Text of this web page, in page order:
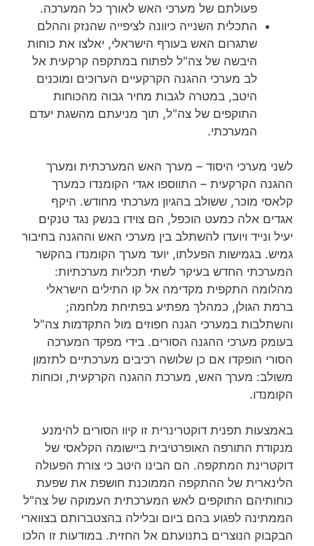
פעולתם של מערכי האש לאורך כל המערכה.
התכלית השנייה כיוונה לציפייה שהנזק וההלם
שתגרום האש בעורף הישראלי, יאלצו את כוחות
היבשה של צה"ל לפתוח במתקפה קרקעית אל
לב מערכי ההגנה הקרקעיים הערוכים ומוכנים
היטב, במטרה לגבות מחיר גבוה מהכוחות
התוקפים של צה"ל, תוך מניעתם מהשגת יעדם
המערכתי.
לשני מערכי היסוד – מערך האש המערכתית ומערך
ההגנה הקרקעית – התווספו אגדי הקומנדו כמערך
קלאסי מוכר, ששולב בהגיון מערכתי מחודש. היקף
אגדים אלה כמעט הוכפל, הם צוידו בנשק נגד טנקים
יעיל ונייד ויועדו להשתלב בין מערכי האש וההגנה בחיבור
גמיש. בגמישות הפעלתו, יועד מערך הקומנדו בהקשר
המערכתי החדש בעיקר לשתי תכליות מערכתיות:
מהלומה התקפית מקדימה אל קו התילים הישראלי
ברמת הגולן, כמהלך מפתיע בפתיחת מלחמה;
והשתלבות במערכי הגנה חפוזים מול התקדמות צה"ל
בעומק מערכי ההגנה הסורים. בידי מפקד המערכה
הסורי הופקדו אם כן שלושה רכיבים מערכתיים לתזמון
משולב: מערך האש, מערכת ההגנה הקרקעית, וכוחות
הקומנדו.
באמצעות תפנית דוקטרינרית זו קיוו הסורים להימנע
מנקודת התורפה האופרטיבית ביישומה הקלאסי של
דוקטרינת המתקפה. הם הבינו היטב כי צורת הפעולה
הלינארית של ההתקפה הממוכנת חושפת את שפעת
כוחותיהם התוקפים לאש המערכתית העמוקה של צה"ל
הממתינה לפגוע בהם ביום ובלילה בהצטברותם בצווארי
הבקבוק הנוצרים בתנועתם אל החזית. במודעות זו הלכו